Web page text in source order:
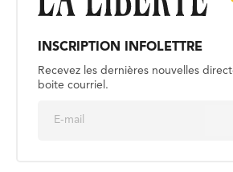
INSCRIPTION INFOLETTRE
Recevez les dernières nouvelles
boite courriel.